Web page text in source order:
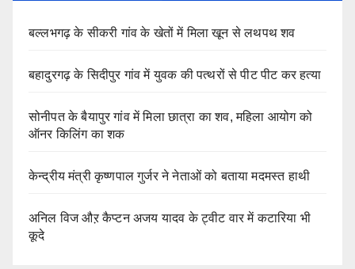
बल्लभगढ़ के सीकरी गांव के खेतों में मिला खून से लथपथ शव
बहादुरगढ़ के सिदीपुर गांव में युवक की पत्थरों से पीट पीट कर हत्या
सोनीपत के बैयापुर गांव में मिला छात्रा का शव, महिला आयोग को
ऑनर किलिंग का शक
केन्द्रीय मंत्री कृष्णपाल गुर्जर ने नेताओं को बताया मदमस्त हाथी
अनिल विज औऱ कैप्टन अजय यादव के ट्वीट वार में कटारिया भी
कूदे